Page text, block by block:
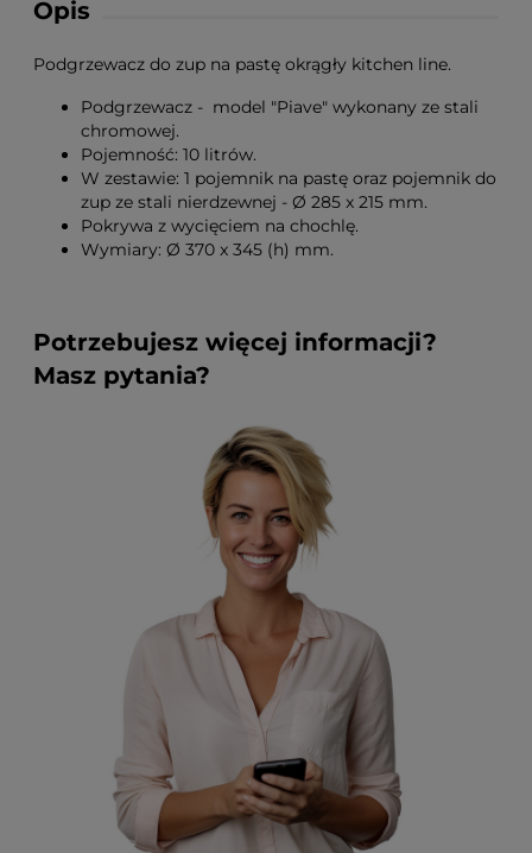
Opis
Podgrzewacz do zup na pastę okrągły kitchen line.
Podgrzewacz - model "Piave" wykonany ze stali
chromowej.
Pojemność: 10 litrów.
W zestawie: 1 pojemnik na pastę oraz pojemnik do
zup ze stali nierdzewnej - Ø 285 x 215 mm.
Pokrywa z wycięciem na chochlę.
Wymiary: Ø 370 x 345 (h) mm.
Potrzebujesz więcej informacji?
Masz pytania?